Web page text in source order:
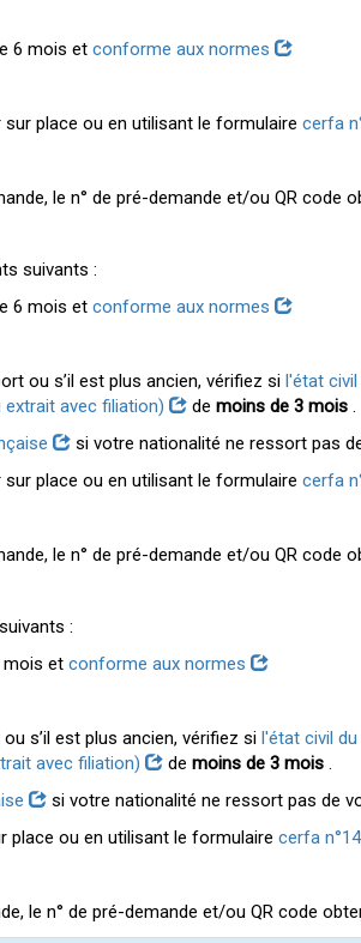
6 mois etconforme aux normes
sur place ou en utilisant le formulairecerfa
le n° de pré-demande et/ou QR
suivants :
6 mois etconforme aux normes
ou s’il est plus ancien, vérifiez sil'état
extrait avec filiation)
demoins de 3 mois .
si votre nationalité ne ressort pas
sur place ou en utilisant le formulairecerfa
le n° de pré-demande et/ou QR
:
mois etconforme aux normes
s’il est plus ancien, vérifiez sil'état civil
avec filiation)
demoins de 3 mois .
si votre nationalité ne ressort pas de
place ou en utilisant le formulairecerfa
le n° de pré-demande et/ou QR code